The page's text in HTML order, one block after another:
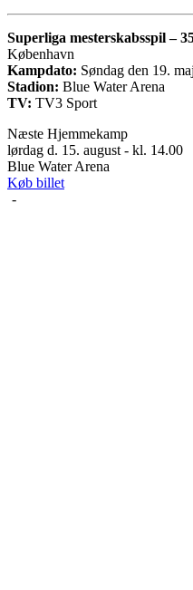
Superliga mesterskabsspil –
København
Kampdato: Søndag den 19.
Stadion: Blue Water Arena
TV: TV3 Sport
Næste Hjemmekamp
lørdag d. 15. august - kl. 14.00
Blue Water Arena
Køb billet
-